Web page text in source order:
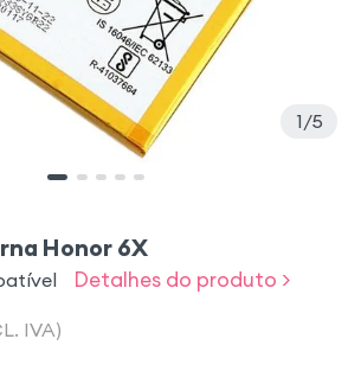
1 5
Honor 6X
Detalhes do produto >
IVA)